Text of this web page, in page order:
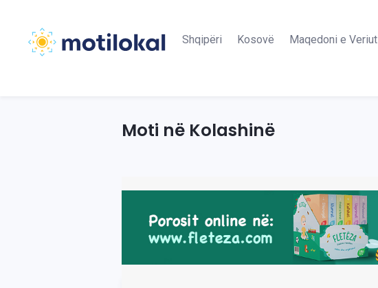
Shqipëri Kosovë Maqedoni e Veriut
Moti në Kolashinë